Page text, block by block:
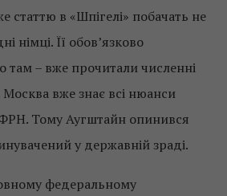
статтю в «Шпігелі» побачать не
німці. Її обов’язково
там – вже прочитали численні
Москва вже знає всі нюанси
Тому Аугштайн опинився
у державній зраді.
федеральному